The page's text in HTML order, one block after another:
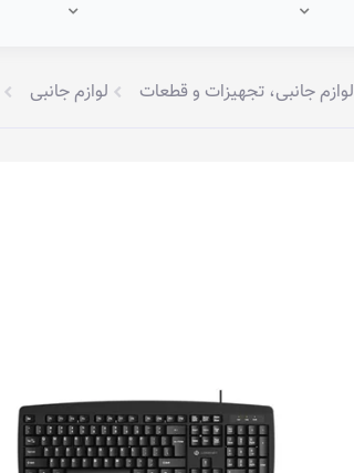
لوازم جانبی، تجهیزات و قطعات لوازم جانبی